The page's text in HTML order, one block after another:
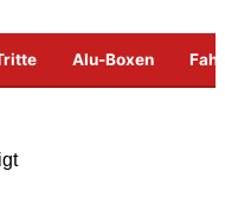
Alu-Boxen
Nach